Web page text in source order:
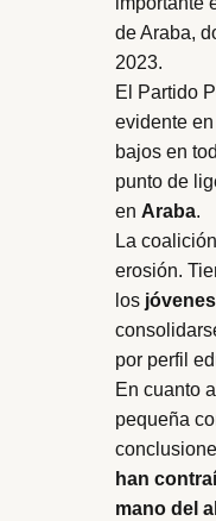
de Araba,
2023.
El Partido
evidente
bajos en
punto de
en Araba.
La
erosión.
los
por perfil
En cuanto
pequeña
han
mano del